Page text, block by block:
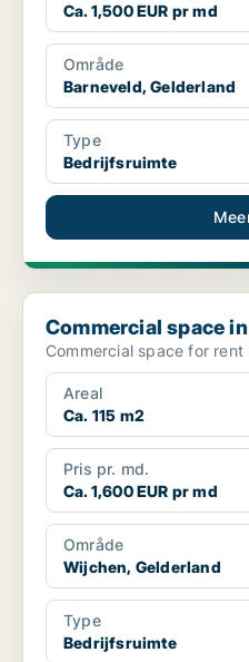
Ca. 1,500 EUR pr md
Område
Barneveld, Gelderland
Type
Bedrijfsruimte
Commercial space in Wijchen,
Commercial space
Commercial space for rent
Areal
Ca. 115 m2
Pris pr. md.
Ca. 1,600 EUR pr md
Område
Wijchen, Gelderland
Type
Bedrijfsruimte